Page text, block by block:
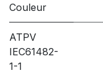
Couleur
ATPV
IEC61482-
1-1